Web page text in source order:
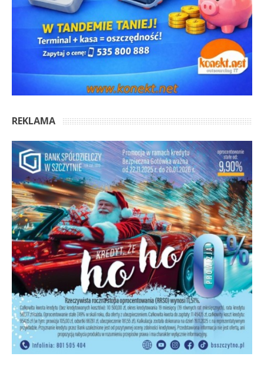
REKLAMA